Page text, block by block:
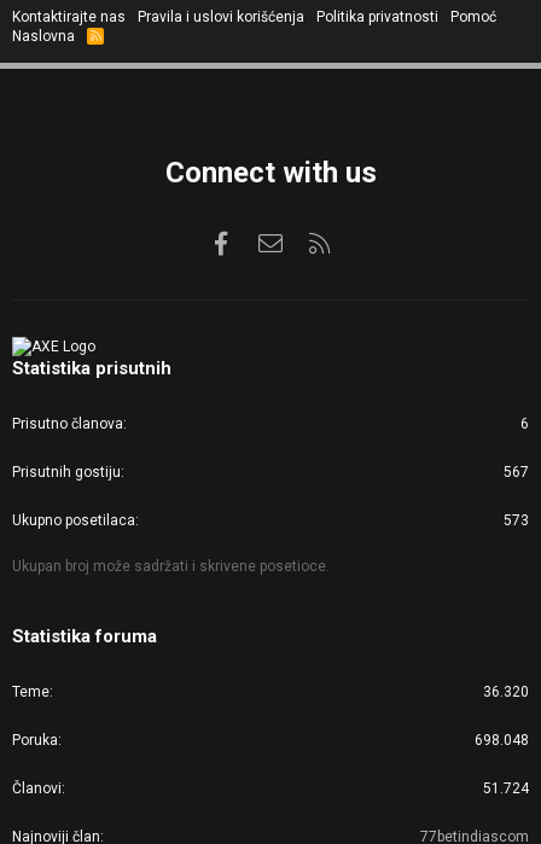
Kontaktirajte nas
Pravila i uslovi korišćenja Politika privatnosti
Pomoć
Naslovna
R
S
Connect with us
FacebookKontaktirajte nas
Statistika prisutnih
Prisutno članova 6
Prisutnih gostiju 567
Ukupno posetilaca 573
Ukupan broj može sadržati i skrivene posetioce.
Statistika foruma
Teme 36.320
Poruka 698.048
Članovi 51.724
Najnoviji član 77betindiascom